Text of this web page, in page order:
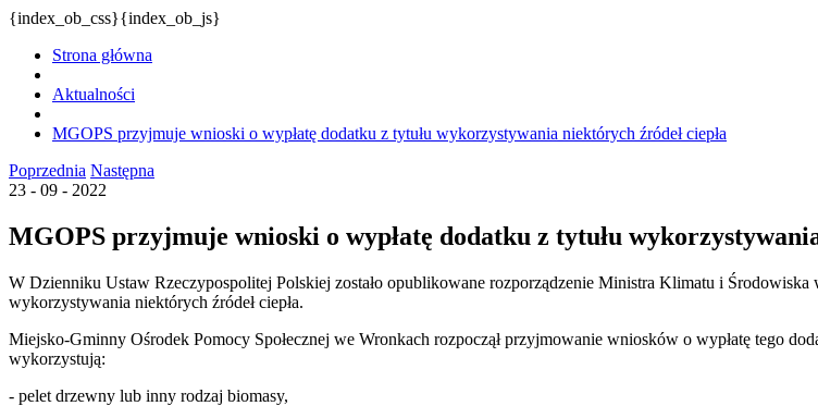
{index_ob_css}{index_ob_js}
Strona główna
Aktualności
MGOPS przyjmuje wnioski o wypłatę dodatku z tytułu wykorzystywania niektórych źródeł ciepła
Poprzednia Następna
23 - 09 - 2022
MGOPS przyjmuje wnioski o wypłatę dodatku z tytułu
W Dzienniku Ustaw Rzeczypospolitej Polskiej zostało opublikowane rozporządzenie Ministra Klimatu i
wykorzystywania niektórych źródeł ciepła.
Miejsko-Gminny Ośrodek Pomocy Społecznej we Wronkach rozpoczął przyjmowanie wniosków o wypłatę tego
wykorzystują:
- pelet drzewny lub inny rodzaj biomasy,